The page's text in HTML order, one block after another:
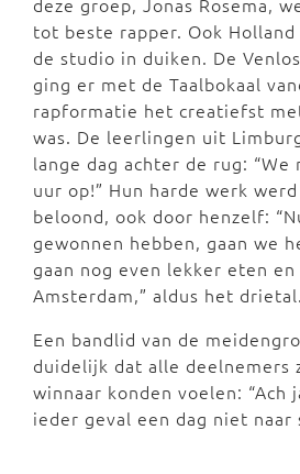
tot beste rapper. Ook
de studio in duiken. De
ging er met de Taalbokaal
rapformatie het creatiefst
was. De leerlingen uit
lange dag achter de rug: “We
uur op!” Hun harde werk
beloond, ook door henzelf:
gewonnen hebben, gaan we
gaan nog even lekker eten en
Amsterdam,” aldus het drietal.
Een bandlid van de
duidelijk dat alle deelnemers
winnaar konden voelen: “Ach
ieder geval een dag niet naar